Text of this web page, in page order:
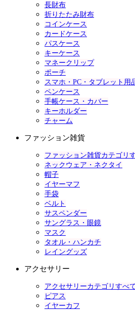
長財布
折りたたみ財布
コインケース
カードケース
パスケース
キーケース
マネークリップ
ポーチ
スマホ・PC・タブレット用
ペンケース
手帳ケース・カバー
キーホルダー
チャーム
ファッション雑貨
ファッション雑貨カテゴリ
ネックウェア・ネクタイ
帽子
イヤーマフ
手袋
ベルト
サスペンダー
サングラス・眼鏡
マスク
タオル・ハンカチ
レイングッズ
アクセサリー
アクセサリーカテゴリすべ
ピアス
イヤーカフ